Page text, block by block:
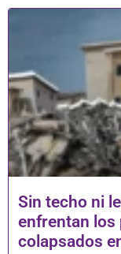
Sin techo ni
enfrentan los
colapsados